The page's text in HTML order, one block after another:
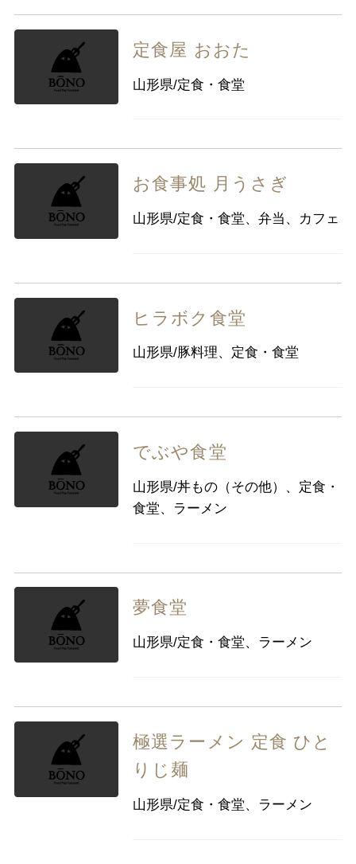
定食屋 おおた
山形県/定食・食堂
お食事処 月うさぎ
山形県/定食・食堂、弁当、カフェ
ヒラボク食堂
山形県/豚料理、定食・食堂
でぶや食堂
山形県/丼もの（その他）、定食・
食堂、ラーメン
夢食堂
山形県/定食・食堂、ラーメン
極選ラーメン 定食 ひと
りじ麺
山形県/定食・食堂、ラーメン